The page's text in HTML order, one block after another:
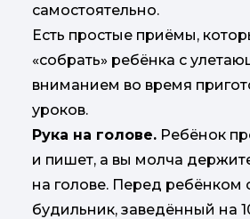
самостоятельно.
Есть простые приёмы,
«собрать» ребёнка с
вниманием во время
уроков.
Рука на голове. Ребёнок
и пишет, а вы молча
на голове. Перед ребёнком
будильник, заведённый на